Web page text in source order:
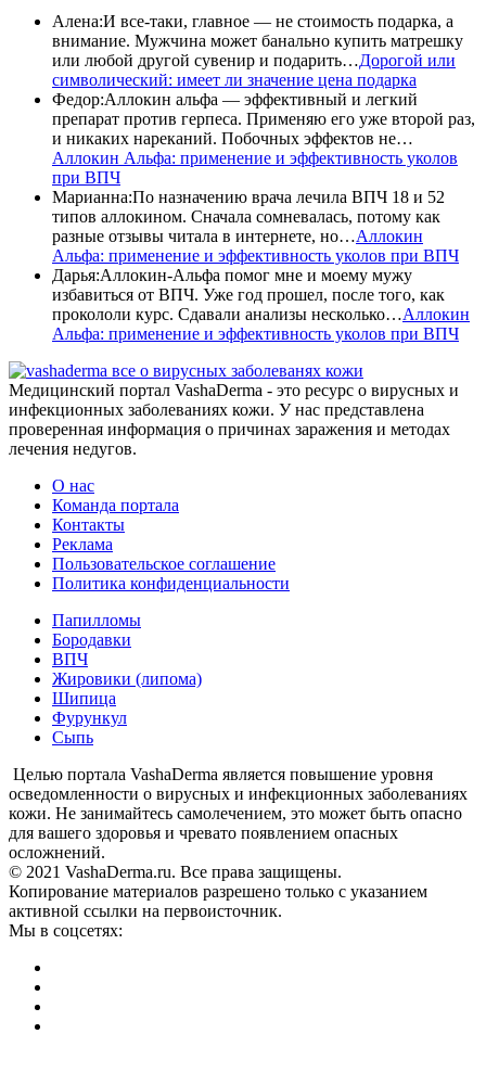
Алена:И все-таки, главное — не стоимость подарка, а
внимание. Мужчина может банально купить матрешку
или любой другой сувенир и подарить…Дорогой или
символический: имеет ли значение цена подарка
Федор:Аллокин альфа — эффективный и легкий
препарат против герпеса. Применяю его уже второй раз,
и никаких нареканий. Побочных эффектов не…
Аллокин Альфа: применение и эффективность уколов
при ВПЧ
Марианна:По назначению врача лечила ВПЧ 18 и 52
типов аллокином. Сначала сомневалась, потому как
разные отзывы читала в интернете, но…Аллокин
Альфа: применение и эффективность уколов при ВПЧ
Дарья:Аллокин-Альфа помог мне и моему мужу
избавиться от ВПЧ. Уже год прошел, после того, как
прокололи курс. Сдавали анализы несколько…Аллокин
Альфа: применение и эффективность уколов при ВПЧ
все о вирусных заболеванях кожи
Медицинский портал VashaDerma - это ресурс о вирусных и
инфекционных заболеваниях кожи. У нас представлена
проверенная информация о причинах заражения и методах
лечения недугов.
О нас
Команда портала
Контакты
Реклама
Пользовательское соглашение
Политика конфиденциальности
Папилломы
Бородавки
ВПЧ
Жировики (липома)
Шипица
Фурункул
Сыпь
Целью портала VashaDerma является повышение уровня
осведомленности о вирусных и инфекционных заболеваниях
кожи. Не занимайтесь самолечением, это может быть опасно
для вашего здоровья и чревато появлением опасных
осложнений.
© 2021 VashaDerma.ru. Все права защищены.
Копирование материалов разрешено только с указанием
активной ссылки на первоисточник.
Мы в соцсетях: